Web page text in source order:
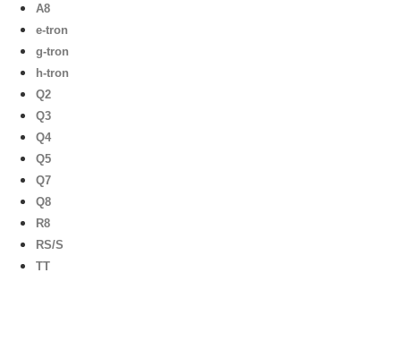
A8
e-tron
g-tron
h-tron
Q2
Q3
Q4
Q5
Q7
Q8
R8
RS/S
TT